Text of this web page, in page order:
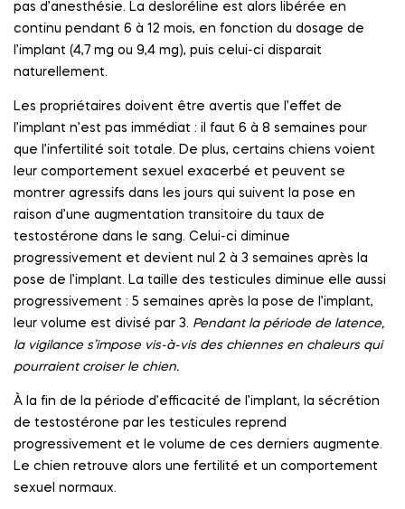
pas d’anesthésie. La desloréline est alors libérée en
continu pendant 6 à 12 mois, en fonction du dosage de
l’implant (4,7 mg ou 9,4 mg), puis celui-ci disparait
naturellement.
Les propriétaires doivent être avertis que l’effet de
l’implant n’est pas immédiat : il faut 6 à 8 semaines pour
que l’infertilité soit totale. De plus, certains chiens voient
leur comportement sexuel exacerbé et peuvent se
montrer agressifs dans les jours qui suivent la pose en
raison d’une augmentation transitoire du taux de
testostérone dans le sang. Celui-ci diminue
progressivement et devient nul 2 à 3 semaines après la
pose de l’implant. La taille des testicules diminue elle aussi
progressivement : 5 semaines après la pose de l’implant,
leur volume est divisé par 3. Pendant la période de latence,
la vigilance s’impose vis-à-vis des chiennes en chaleurs qui
pourraient croiser le chien.
À la fin de la période d’efficacité de l’implant, la sécrétion
de testostérone par les testicules reprend
progressivement et le volume de ces derniers augmente.
Le chien retrouve alors une fertilité et un comportement
sexuel normaux.